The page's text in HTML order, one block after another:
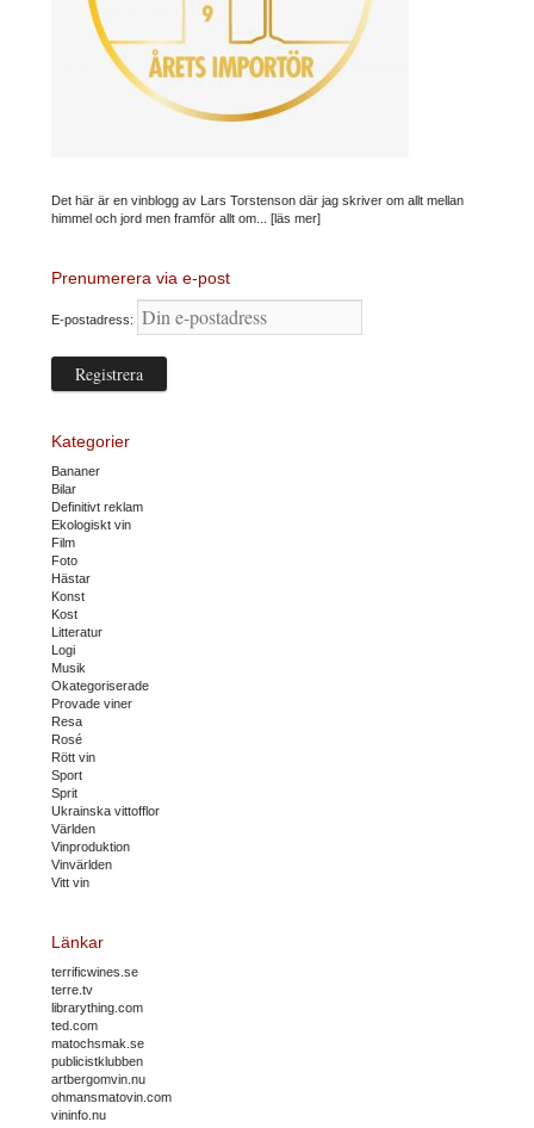
Det här är en vinblogg av Lars Torstenson där jag skriver om allt mellan
himmel och jord men framför allt om... [läs mer]
Prenumerera via e-post
E-postadress:
Kategorier
Bananer
Bilar
Definitivt reklam
Ekologiskt vin
Film
Foto
Hästar
Konst
Kost
Litteratur
Logi
Musik
Okategoriserade
Provade viner
Resa
Rosé
Rött vin
Sport
Sprit
Ukrainska vittofflor
Världen
Vinproduktion
Vinvärlden
Vitt vin
Länkar
terrificwines.se
terre.tv
librarything.com
ted.com
matochsmak.se
publicistklubben
artbergomvin.nu
ohmansmatovin.com
vininfo.nu